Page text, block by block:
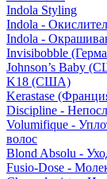
Indola Styling
Indola -
Indola -
Invisibobble
Johnson’s Baby
K18 (США)
Kerastase
Discipline -
Volumifique -
волос
Blond Absolu -
Fusio-Dose -